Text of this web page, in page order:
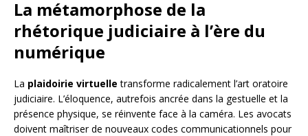
La métamorphose de la
rhétorique judiciaire à l’ère du
numérique
La plaidoirie virtuelle transforme radicalement l’art oratoire
judiciaire. L’éloquence, autrefois ancrée dans la gestuelle et la
présence physique, se réinvente face à la caméra. Les avocats
doivent maîtriser de nouveaux codes communicationnels pour